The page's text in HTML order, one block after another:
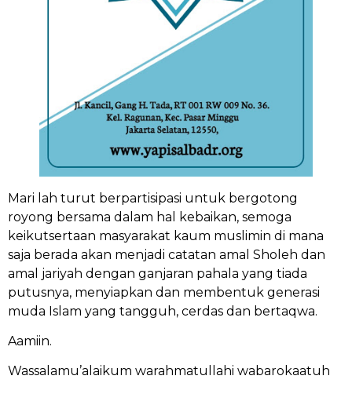
Mari lah turut berpartisipasi untuk bergotong
royong bersama dalam hal kebaikan, semoga
keikutsertaan masyarakat kaum muslimin di mana
saja berada akan menjadi catatan amal Sholeh dan
amal jariyah dengan ganjaran pahala yang tiada
putusnya, menyiapkan dan membentuk generasi
muda Islam yang tangguh, cerdas dan bertaqwa.
Aamiin.
Wassalamu’alaikum warahmatullahi wabarokaatuh